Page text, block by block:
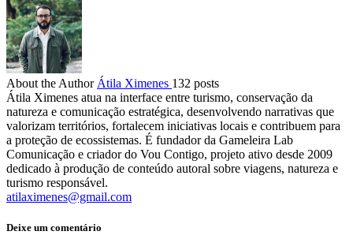
About the Author Átila Ximenes 132 posts
Átila Ximenes atua na interface entre turismo, conservação da
natureza e comunicação estratégica, desenvolvendo narrativas que
valorizam territórios, fortalecem iniciativas locais e contribuem para
a proteção de ecossistemas. É fundador da Gameleira Lab
Comunicação e criador do Vou Contigo, projeto ativo desde 2009
dedicado à produção de conteúdo autoral sobre viagens, natureza e
turismo responsável.
atilaximenes@gmail.com
Deixe um comentário